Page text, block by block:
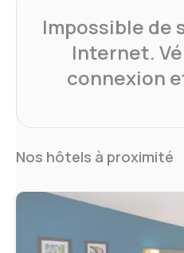
Impossible de
Internet.
connexion
Nos hôtels à proximité